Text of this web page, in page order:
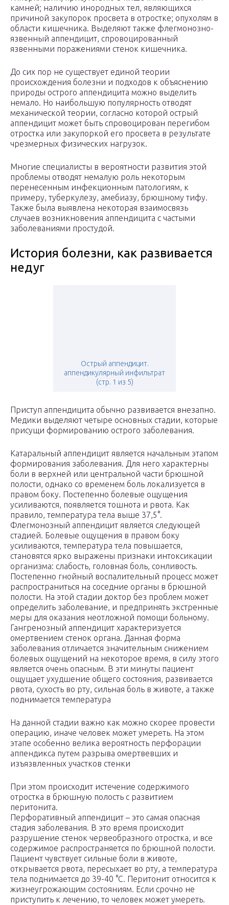
камней; наличию инородных тел, являющихся
причиной закупорок просвета в отростке; опухолям в
области кишечника. Выделяют также флегмонозно-
язвенный аппендицит, спровоцированный
язвенными поражениями стенок кишечника.
До сих пор не существует единой теории
происхождения болезни и подходов к объяснению
природы острого аппендицита можно выделить
немало. Но наибольшую популярность отводят
механической теории, согласно которой острый
аппендицит может быть спровоцирован перегибом
отростка или закупоркой его просвета в результате
чрезмерных физических нагрузок.
Многие специалисты в вероятности развития этой
проблемы отводят немалую роль некоторым
перенесенным инфекционным патологиям, к
примеру, туберкулезу, амебиазу, брюшному тифу.
Также была выявлена некоторая взаимосвязь
случаев возникновения аппендицита с частыми
заболеваниями простудой.
История болезни, как развивается
недуг
Острый аппендицит.
аппендикулярный инфильтрат
(стр. 1 из 5)
Приступ аппендицита обычно развивается внезапно.
Медики выделяют четыре основных стадии, которые
присущи формированию острого заболевания.
Катаральный аппендицит является начальным этапом
формирования заболевания. Для него характерны
боли в верхней или центральной части брюшной
полости, однако со временем боль локализуется в
правом боку. Постепенно болевые ощущения
усиливаются, появляется тошнота и рвота. Как
правило, температура тела выше 37,5°.
Флегмонозный аппендицит является следующей
стадией. Болевые ощущения в правом боку
усиливаются, температура тела повышается,
становятся ярко выражены признаки интоксикации
организма: слабость, головная боль, сонливость.
Постепенно гнойный воспалительный процесс может
распространиться на соседние органы в брюшной
полости. На этой стадии доктор без проблем может
определить заболевание, и предпринять экстренные
меры для оказания неотложной помощи больному.
Гангренозный аппендицит характеризуется
омертвением стенок органа. Данная форма
заболевания отличается значительным снижением
болевых ощущений на некоторое время, в силу этого
является очень опасным. В эти минуты пациент
ощущает ухудшение общего состояния, развивается
рвота, сухость во рту, сильная боль в животе, а также
поднимается температура
На данной стадии важно как можно скорее провести
операцию, иначе человек может умереть. На этом
этапе особенно велика вероятность перфорации
аппендикса путем разрыва омертвевших и
изъязвленных участков стенки
При этом происходит истечение содержимого
отростка в брюшную полость с развитием
перитонита.
Перфоративный аппендицит – это самая опасная
стадия заболевания. В это время происходит
разрушение стенок червеобразного отростка, и все
содержимое распространяется по брюшной полости.
Пациент чувствует сильные боли в животе,
открывается рвота, пересыхает во рту, а температура
тела поднимается до 39-40 °С. Перитонит относится к
жизнеугрожающим состояниям. Если срочно не
приступить к лечению, то человек может умереть.